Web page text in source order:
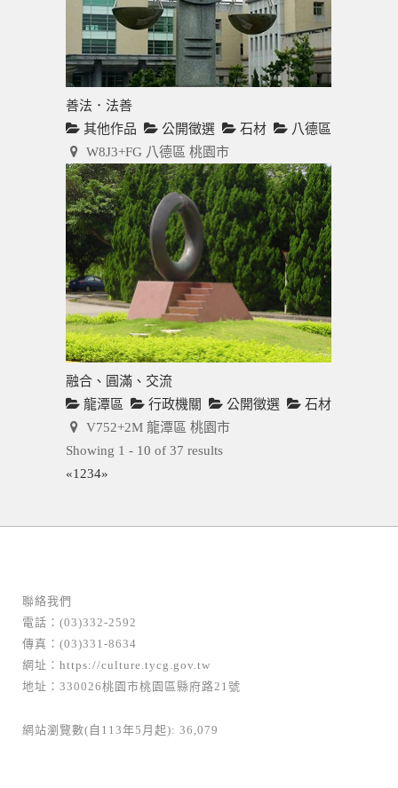
善法．法善
其他作品
公開徵選 石材
八德區
W8J3+FG 八德區 桃園市
融合、圓滿、交流
龍潭區
行政機關 公開徵選
石材
V752+2M 龍潭區 桃園市
Showing 1 - 10 of 37 results
«1234»
聯絡我們
電話：(03)332-2592
傳真：(03)331-8634
網址： https://culture.tycg.gov.tw
地址：330026桃園市桃園區縣府路21號
網站瀏覽數(自113年5月起): 36,079